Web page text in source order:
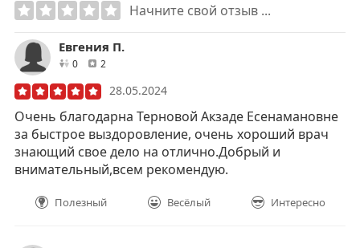
Начните свой отзыв ...
Евгения П.
0друзей
2
28.05.2024
Очень благодарна Терновой Акзаде Есенамановне
за быстрое выздоровление, очень хороший врач
знающий свое дело на отлично.Добрый и
внимательный,всем рекомендую.
Полезный Весёлый Интересно